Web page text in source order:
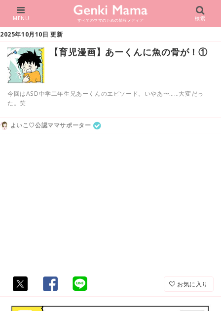
すべてのママのための情報メディア
MENU 検索
2025年10月10日 更新
【育児漫画】あーくんに魚の骨が！①
今回はASD中学二年生兄あーくんのエピソード。いやあ〜……大変だっ
た。笑
よいこ♡公認ママサポーター
お気に入り